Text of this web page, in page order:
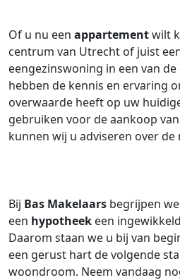
Of u nu een appartementwilt
centrum van Utrecht of juist
eengezinswoning in een van
hebben de kennis en ervaring
overwaarde heeft op uw
gebruiken voor de aankoop
kunnen wij u adviseren over de
Bij Bas Makelaars begrijpen
een hypotheek een
Daarom staan we u bij van
een gerust hart de volgende
woondroom. Neem vandaag